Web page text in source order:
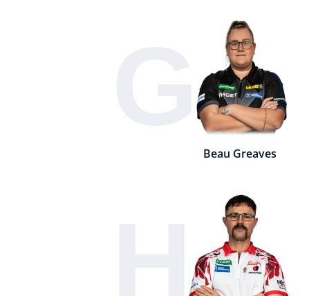
G
Beau Greaves
H